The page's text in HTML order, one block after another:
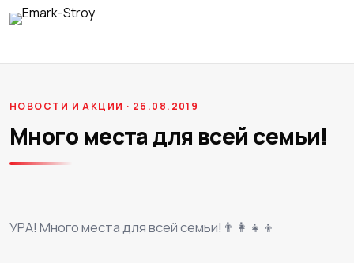
НОВОСТИ И АКЦИИ · 26.08.2019
Много места для всей семьи!
УРА! Много места для всей семьи!👨‍👩‍👧‍👦